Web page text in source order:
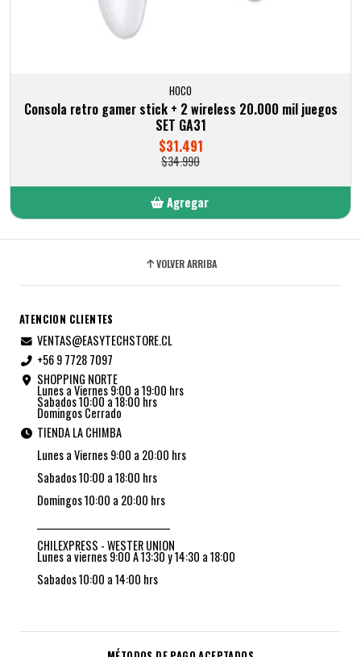
HOCO
Consola retro gamer stick + 2 wireless 20.000 mil juegos
SET GA31
$31.491
$34.990
Agregar
VOLVER ARRIBA
ATENCION CLIENTES
VENTAS@EASYTECHSTORE.CL
+56 9 7728 7097
SHOPPING NORTE
Lunes a Viernes 9:00 a 19:00 hrs
Sabados 10:00 a 18:00 hrs
Domingos Cerrado
TIENDA LA CHIMBA
Lunes a Viernes 9:00 a 20:00 hrs
Sabados 10:00 a 18:00 hrs
Domingos 10:00 a 20:00 hrs
CHILEXPRESS - WESTER UNION
Lunes a viernes 9:00 A 13:30 y 14:30 a 18:00
Sabados 10:00 a 14:00 hrs